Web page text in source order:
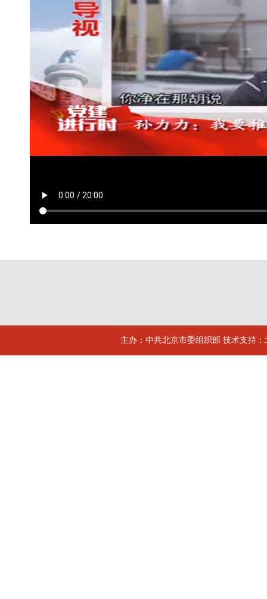
主办：中共北京市委组织部 技术支持